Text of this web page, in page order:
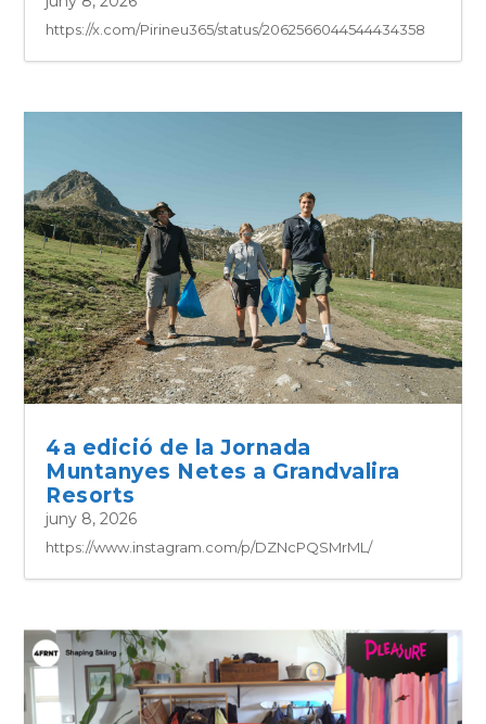
https://x.com/Pirineu365/status/2062566044544434358
4a edició de la Jornada
Muntanyes Netes a Grandvalira
Resorts
juny 8, 2026
https://www.instagram.com/p/DZNcPQSMrML/